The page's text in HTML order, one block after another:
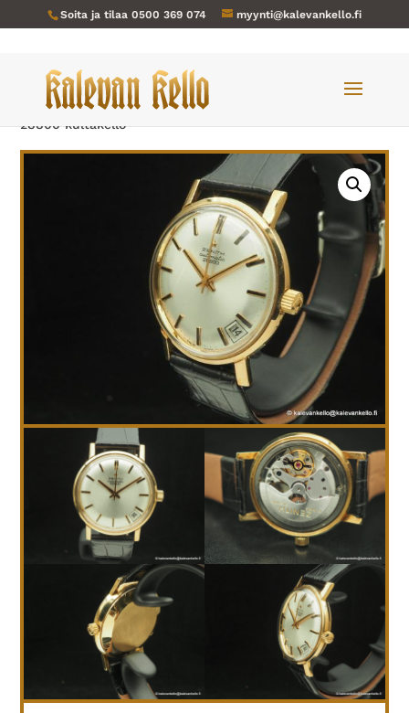
Soita ja tilaa 0500 369 074 myynti@kalevankello.fi
Verkkokauppa/Miesten kellot
/ Zenith-312 Automatic
28800 kultakello